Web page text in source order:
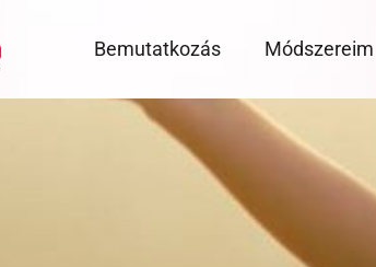
Bemutatkozás Módszereim